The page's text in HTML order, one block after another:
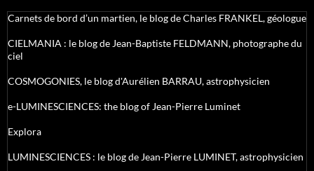
Carnets de bord d’un martien, le blog de Charles FRANKEL, géologue
CIELMANIA : le blog de Jean-Baptiste FELDMANN, photographe du
ciel
COSMOGONIES, le blog d'Aurélien BARRAU, astrophysicien
e-LUMINESCIENCES: the blog of Jean-Pierre Luminet
Explora
LUMINESCIENCES : le blog de Jean-Pierre LUMINET, astrophysicien